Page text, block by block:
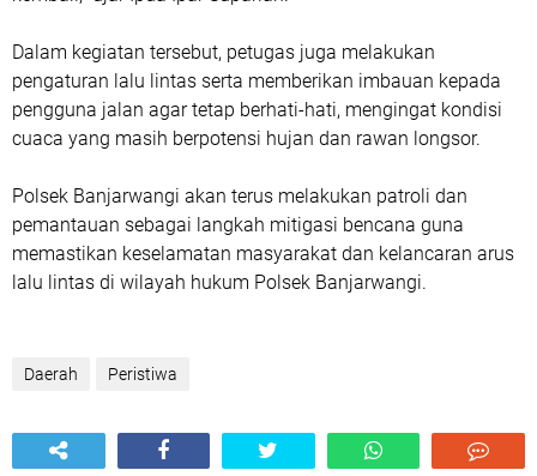
Dalam kegiatan tersebut, petugas juga melakukan
pengaturan lalu lintas serta memberikan imbauan kepada
pengguna jalan agar tetap berhati-hati, mengingat kondisi
cuaca yang masih berpotensi hujan dan rawan longsor.
Polsek Banjarwangi akan terus melakukan patroli dan
pemantauan sebagai langkah mitigasi bencana guna
memastikan keselamatan masyarakat dan kelancaran arus
lalu lintas di wilayah hukum Polsek Banjarwangi.
Daerah Peristiwa